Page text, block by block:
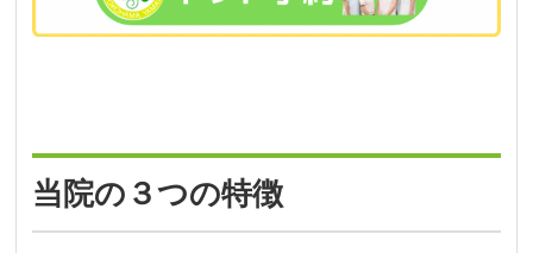
当院の３つの特徴